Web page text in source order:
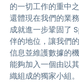
的一切工作的重中
還體現在我們的業
成就進一步鞏固了
伴的地位，讓我們
信息並維護數據的
能夠加入一個由以
織組成的獨家小組